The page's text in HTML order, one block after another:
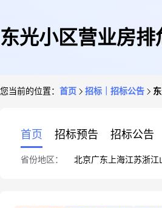
东光小区营业房排
您当前的位置： 首页 招标｜招标公告
首页 招标预告 招标公告
省份地区： 北京广东 上海江苏浙江